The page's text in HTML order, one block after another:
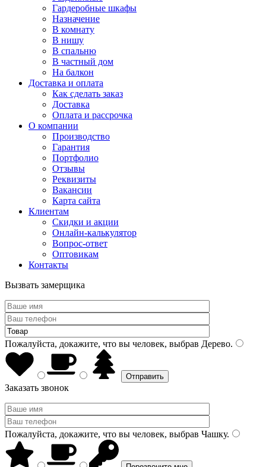
Гардеробные шкафы
Назначение
В комнату
В нишу
В спальню
В частный дом
На балкон
Доставка и оплата
Как сделать заказ
Доставка
Оплата и рассрочка
О компании
Производство
Гарантия
Портфолио
Отзывы
Реквизиты
Вакансии
Карта сайта
Клиентам
Скидки и акции
Онлайн-калькулятор
Вопрос-ответ
Оптовикам
Контакты
Вызвать замерщика
Пожалуйста, докажите, что вы человек, выбрав Дерево.
Заказать звонок
Пожалуйста, докажите, что вы человек, выбрав Чашку.